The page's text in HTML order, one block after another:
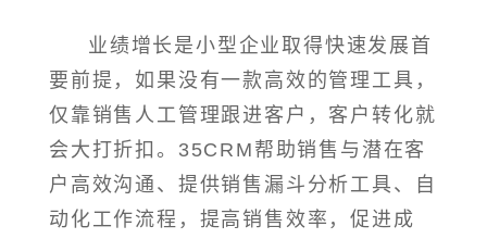
业绩增长是小型企业取得快速发展首
要前提，如果没有一款高效的管理工具，
仅靠销售人工管理跟进客户，客户转化就
会大打折扣。35CRM帮助销售与潜在客
户高效沟通、提供销售漏斗分析工具、自
动化工作流程，提高销售效率，促进成